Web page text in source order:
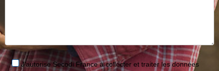
J'autorise Secodi France à collecter et traiter les données